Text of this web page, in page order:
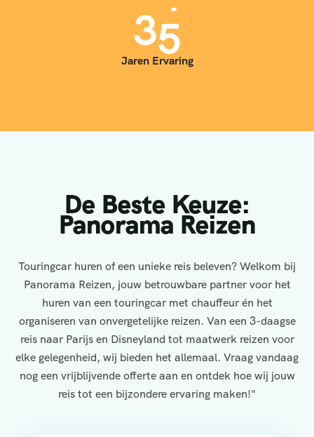
35
Jaren Ervaring
De Beste Keuze:
Panorama Reizen
Touringcar huren of een unieke reis beleven? Welkom bij
Panorama Reizen, jouw betrouwbare partner voor het
huren van een touringcar met chauffeur én het
organiseren van onvergetelijke reizen. Van een 3-daagse
reis naar Parijs en Disneyland tot maatwerk reizen voor
elke gelegenheid, wij bieden het allemaal. Vraag vandaag
nog een vrijblijvende offerte aan en ontdek hoe wij jouw
reis tot een bijzondere ervaring maken!"